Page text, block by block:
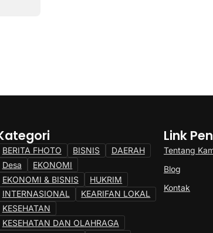
BERITA FHOTO BISNIS
DAERAH
Desa
EKONOMI
EKONOMI & BISNIS
HUKRIM
INTERNASIONAL
KEARIFAN LOKAL
KESEHATAN
KESEHATAN DAN OLAHRAGA
Link
Tentang
Blog
Kontak